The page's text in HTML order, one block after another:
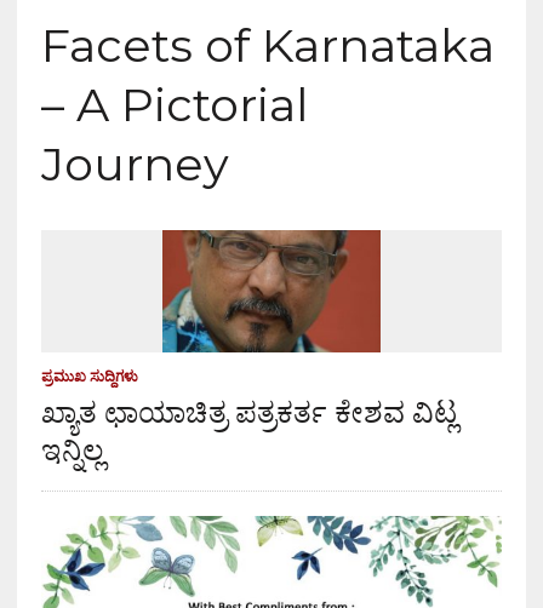
Facets of Karnataka
– A Pictorial
Journey
ಪ್ರಮುಖ ಸುದ್ದಿಗಳು
ಖ್ಯಾತ ಛಾಯಾಚಿತ್ರ ಪತ್ರಕರ್ತ ಕೇಶವ ವಿಟ್ಲ
ಇನ್ನಿಲ್ಲ